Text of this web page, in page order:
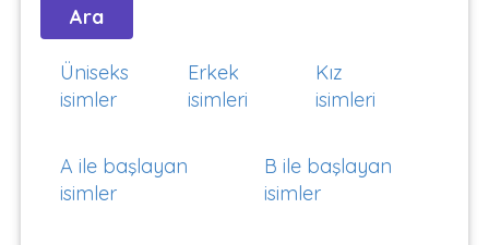
Üniseks
isimler
Erkek
isimleri
Kız
isimleri
A ile başlayan
isimler
B ile başlayan
isimler